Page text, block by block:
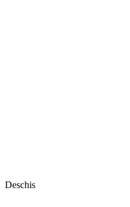
Deschis